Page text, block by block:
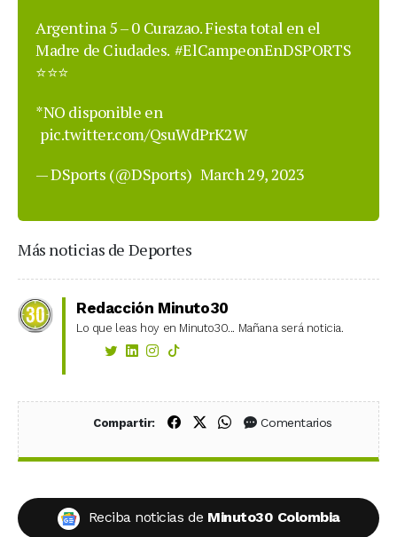
Argentina 5 – 0 Curazao. Fiesta total en el
Madre de Ciudades. #ElCampeonEnDSPORTS
⭐️⭐️⭐️
*NO disponible en
pic.twitter.com/QsuWdPrK2W
— DSports (@DSports) March 29, 2023
Más noticias de Deportes
Redacción Minuto30
Lo que leas hoy en Minuto30... Mañana será noticia.
Compartir: Compartir en Facebook
Compartir en X (Twitter)
Compartir en WhatsApp
Comentarios
Reciba noticias de Minuto30 Colombia